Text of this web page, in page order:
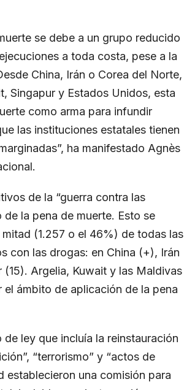
se debe a un grupo reducido
a toda costa, pese a la
China, Irán o Corea del Norte,
Singapur y Estados Unidos, esta
como arma para infundir
las instituciones estatales tienen
ha manifestado Agnès
de la “guerra contra las
la pena de muerte. Esto se
(1.257 o el 46%) de todas las
con las drogas: en China (+), Irán
Argelia, Kuwait y las Maldivas
ámbito de aplicación de la pena
ley que incluía la reinstauración
“terrorismo” y “actos de
establecieron una comisión para